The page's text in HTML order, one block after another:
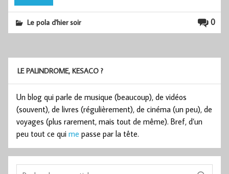
0
Le pola d'hier soir
LE PALINDROME, KESACO ?
Un blog qui parle de musique (beaucoup), de vidéos
(souvent), de livres (régulièrement), de cinéma (un peu), de
voyages (plus rarement, mais tout de même). Bref, d’un
peu tout ce qui me passe par la tête.